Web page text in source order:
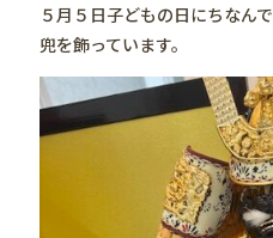
５月５日子どもの日にちなんで
兜を飾っています。